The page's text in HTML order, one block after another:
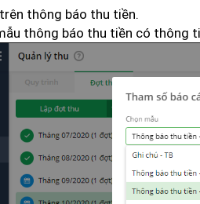
thông báo thu tiền.
thông báo thu tiền có thông